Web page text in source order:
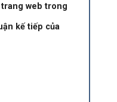
web trong
kế tiếp của